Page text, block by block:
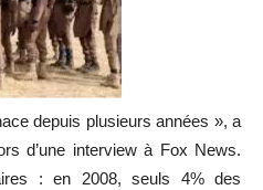
depuis plusieurs années », a
d’une interview à Fox News.
: en 2008, seuls 4% des